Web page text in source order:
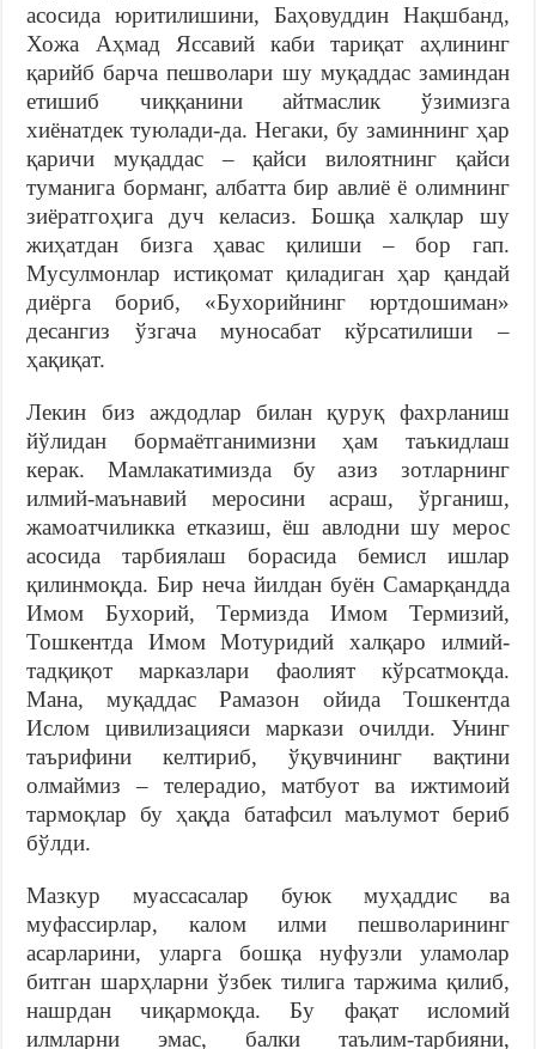
асосида юритилишини, Баҳовуддин Нақшбанд,
Хожа Аҳмад Яссавий каби тариқат аҳлининг
қарийб барча пешволари шу муқаддас заминдан
етишиб чиққанини айтмаслик ўзимизга
хиёнатдек туюлади-да. Негаки, бу заминнинг ҳар
қаричи муқаддас – қайси вилоятнинг қайси
туманига борманг, албатта бир авлиё ё олимнинг
зиёратгоҳига дуч келасиз. Бошқа халқлар шу
жиҳатдан бизга ҳавас қилиши – бор гап.
Мусулмонлар истиқомат қиладиган ҳар қандай
диёрга бориб, «Бухорийнинг юртдошиман»
десангиз ўзгача муносабат кўрсатилиши –
ҳақиқат.
Лекин биз аждодлар билан қуруқ фахрланиш
йўлидан бормаётганимизни ҳам таъкидлаш
керак. Мамлакатимизда бу азиз зотларнинг
илмий-маънавий меросини асраш, ўрганиш,
жамоатчиликка етказиш, ёш авлодни шу мерос
асосида тарбиялаш борасида бемисл ишлар
қилинмоқда. Бир неча йилдан буён Самарқандда
Имом Бухорий, Термизда Имом Термизий,
Тошкентда Имом Мотуридий халқаро илмий-
тадқиқот марказлари фаолият кўрсатмоқда.
Мана, муқаддас Рамазон ойида Тошкентда
Ислом цивилизацияси маркази очилди. Унинг
таърифини келтириб, ўқувчининг вақтини
олмаймиз – телерадио, матбуот ва ижтимоий
тармоқлар бу ҳақда батафсил маълумот бериб
бўлди.
Мазкур муассасалар буюк муҳаддис ва
муфассирлар, калом илми пешволарининг
асарларини, уларга бошқа нуфузли уламолар
битган шарҳларни ўзбек тилига таржима қилиб,
нашрдан чиқармоқда. Бу фақат исломий
илмларни эмас, балки таълим-тарбияни,